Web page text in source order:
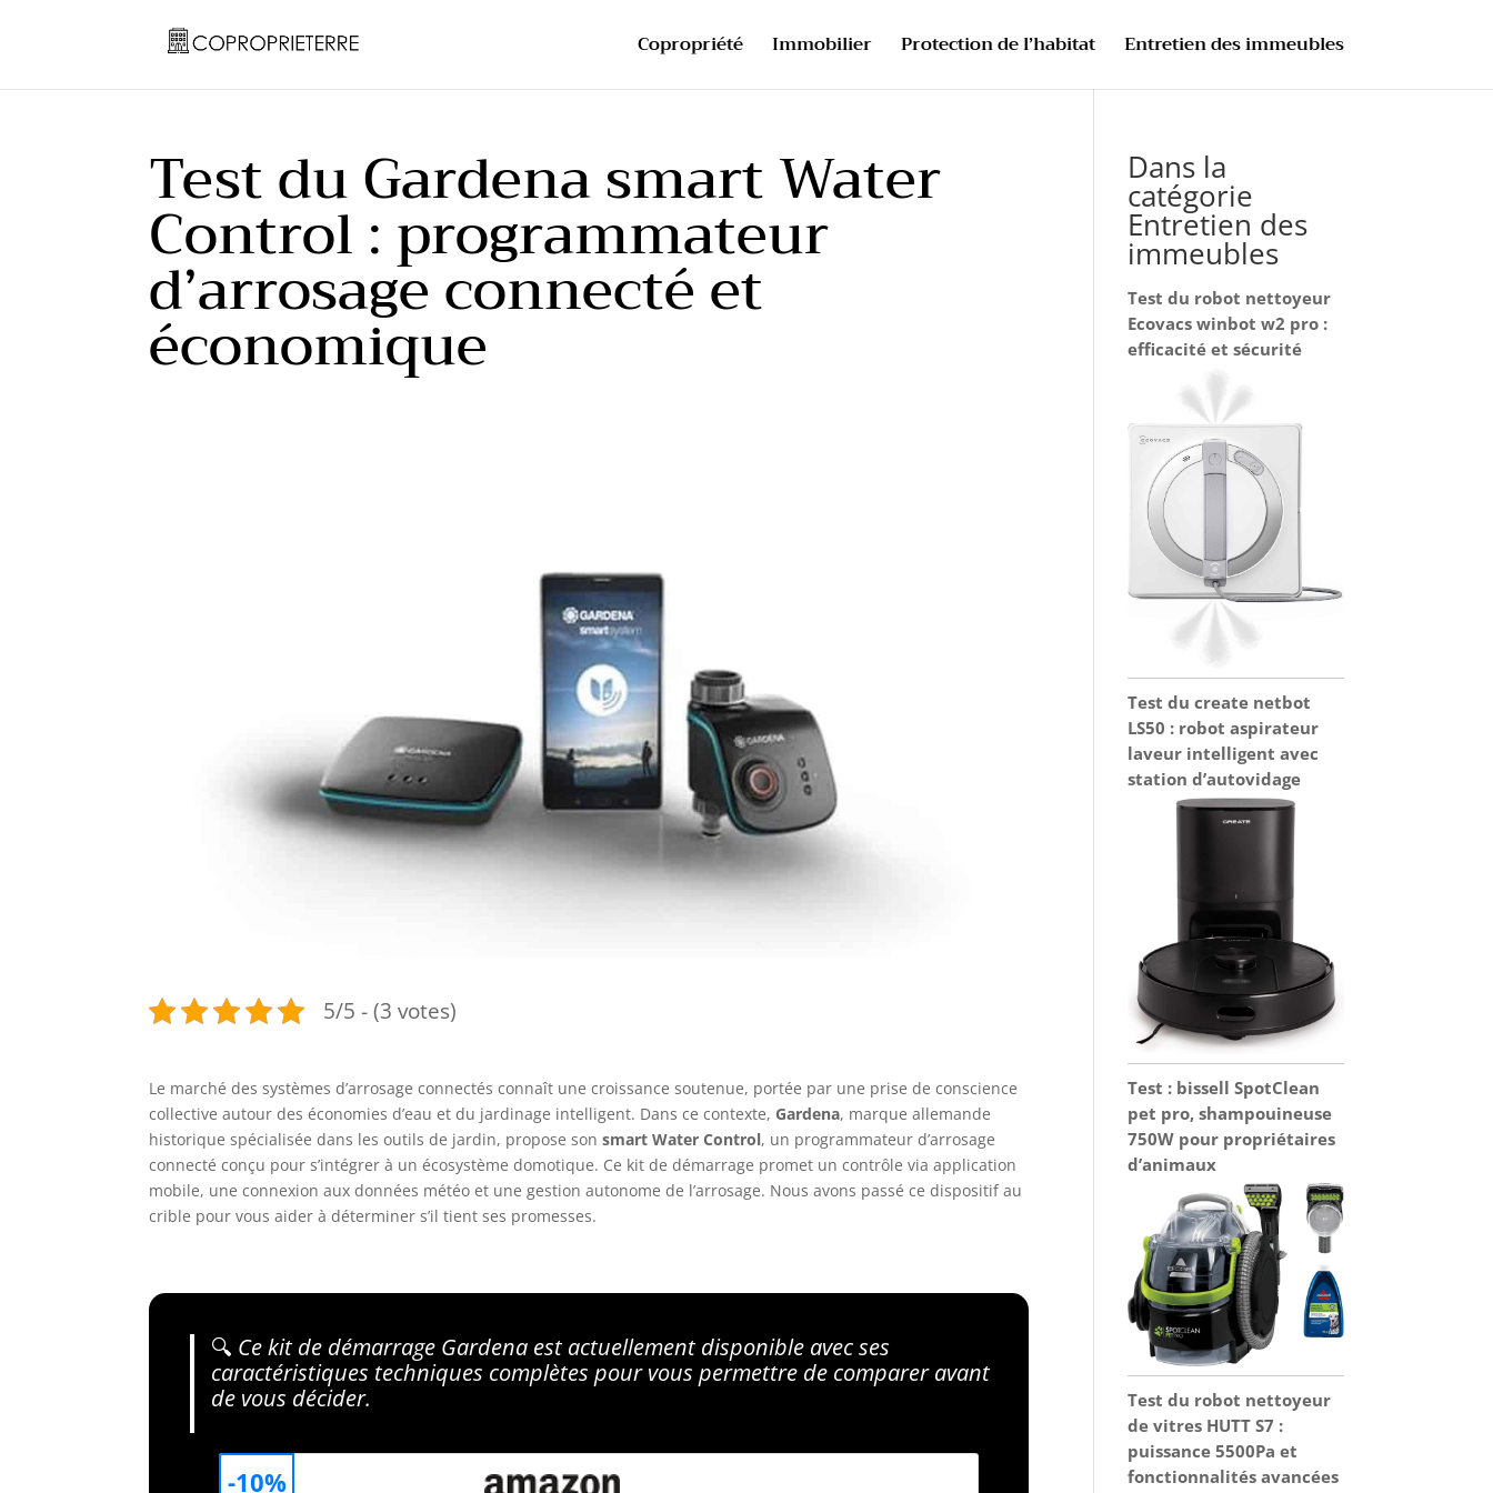
Copropriété Immobilier Protection de l’habitat Entretien des immeubles
Test du Gardena smart Water
Control : programmateur
d’arrosage connecté et
économique
5/5 - (3 votes)
Le marché des systèmes d’arrosage connectés connaît une croissance soutenue, portée par une prise de conscience
collective autour des économies d’eau et du jardinage intelligent. Dans ce contexte, Gardena, marque allemande
historique spécialisée dans les outils de jardin, propose sonsmart Water Control, un programmateur d’arrosage
connecté conçu pour s’intégrer à un écosystème domotique. Ce kit de démarrage promet un contrôle via application
mobile, une connexion aux données météo et une gestion autonome de l’arrosage. Nous avons passé ce dispositif au
crible pour vous aider à déterminer s’il tient ses promesses.
🔍 Ce kit de démarrage Gardena est actuellement disponible avec ses
caractéristiques techniques complètes pour vous permettre de comparer avant
de vous décider.
-10%
Dans la
catégorie
Entretien des
immeubles
Test du robot nettoyeur
Ecovacs winbot w2 pro :
efficacité et sécurité
Test du create netbot
LS50 : robot aspirateur
laveur intelligent avec
station d’autovidage
Test : bissell SpotClean
pet pro, shampouineuse
750W pour propriétaires
d’animaux
Test du robot nettoyeur
de vitres HUTT S7 :
puissance 5500Pa et
fonctionnalités avancées